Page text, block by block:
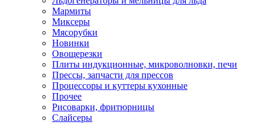
Мармиты
Миксеры
Мясорубки
Новинки
Овощерезки
Плиты индукционные, микроволновки, печи
Прессы, запчасти для прессов
Процессоры и куттеры кухонные
Прочее
Рисоварки, фритюрницы
Слайсеры